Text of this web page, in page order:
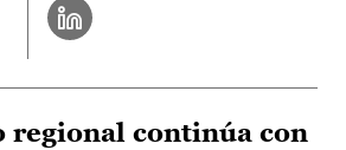
regional continúa con